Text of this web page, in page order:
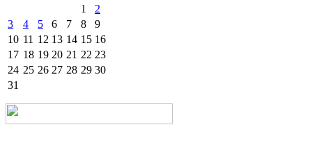
1
2
3
4 5 6 7 8
9
10 11 12 13 14 15 16
17 18 19 20 21 22 23
24 25 26 27 28 29 30
31